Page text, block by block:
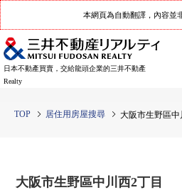
本網頁為自動翻譯，內容並
日本不動產買賣，交給龍頭企業的三井不動產
Realty
TOP 居住用房屋搜尋 大阪市生野區中
大阪市生野區中川西2丁目